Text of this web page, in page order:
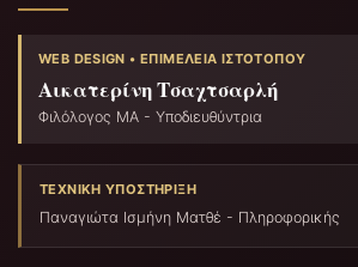
WEB DESIGN • ΕΠΙΜΈΛΕΙΑ ΙΣΤΟΤΌΠΟΥ
Αικατερίνη Τσαχτσαρλή
Φιλόλογος ΜΑ - Υποδιευθύντρια
ΤΕΧΝΙΚΉ ΥΠΟΣΤΉΡΙΞΗ
Παναγιώτα Ισμήνη Ματθέ - Πληροφορικής